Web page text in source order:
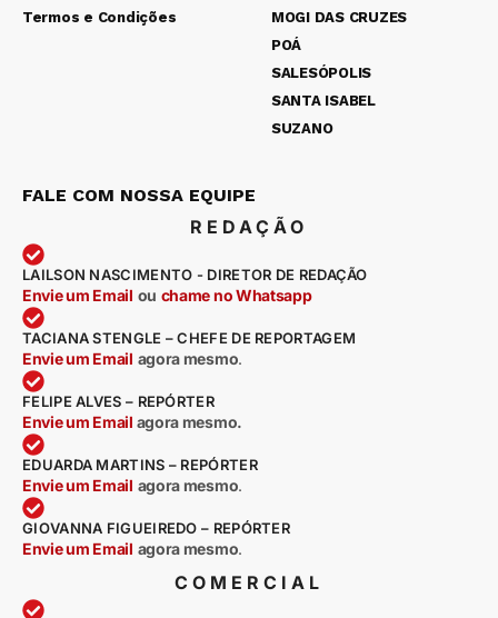
Termos e Condições
MOGI DAS CRUZES
POÁ
SALESÓPOLIS
SANTA ISABEL
SUZANO
FALE COM NOSSA EQUIPE
REDAÇÃO
LAILSON NASCIMENTO - DIRETOR DE REDAÇÃO
Envie um Email ou chame no Whatsapp
TACIANA STENGLE – CHEFE DE REPORTAGEM
Envie um Email agora mesmo.
FELIPE ALVES – REPÓRTER
Envie um Email agora mesmo.
EDUARDA MARTINS – REPÓRTER
Envie um Email agora mesmo.
GIOVANNA FIGUEIREDO – REPÓRTER
Envie um Email agora mesmo.
COMERCIAL